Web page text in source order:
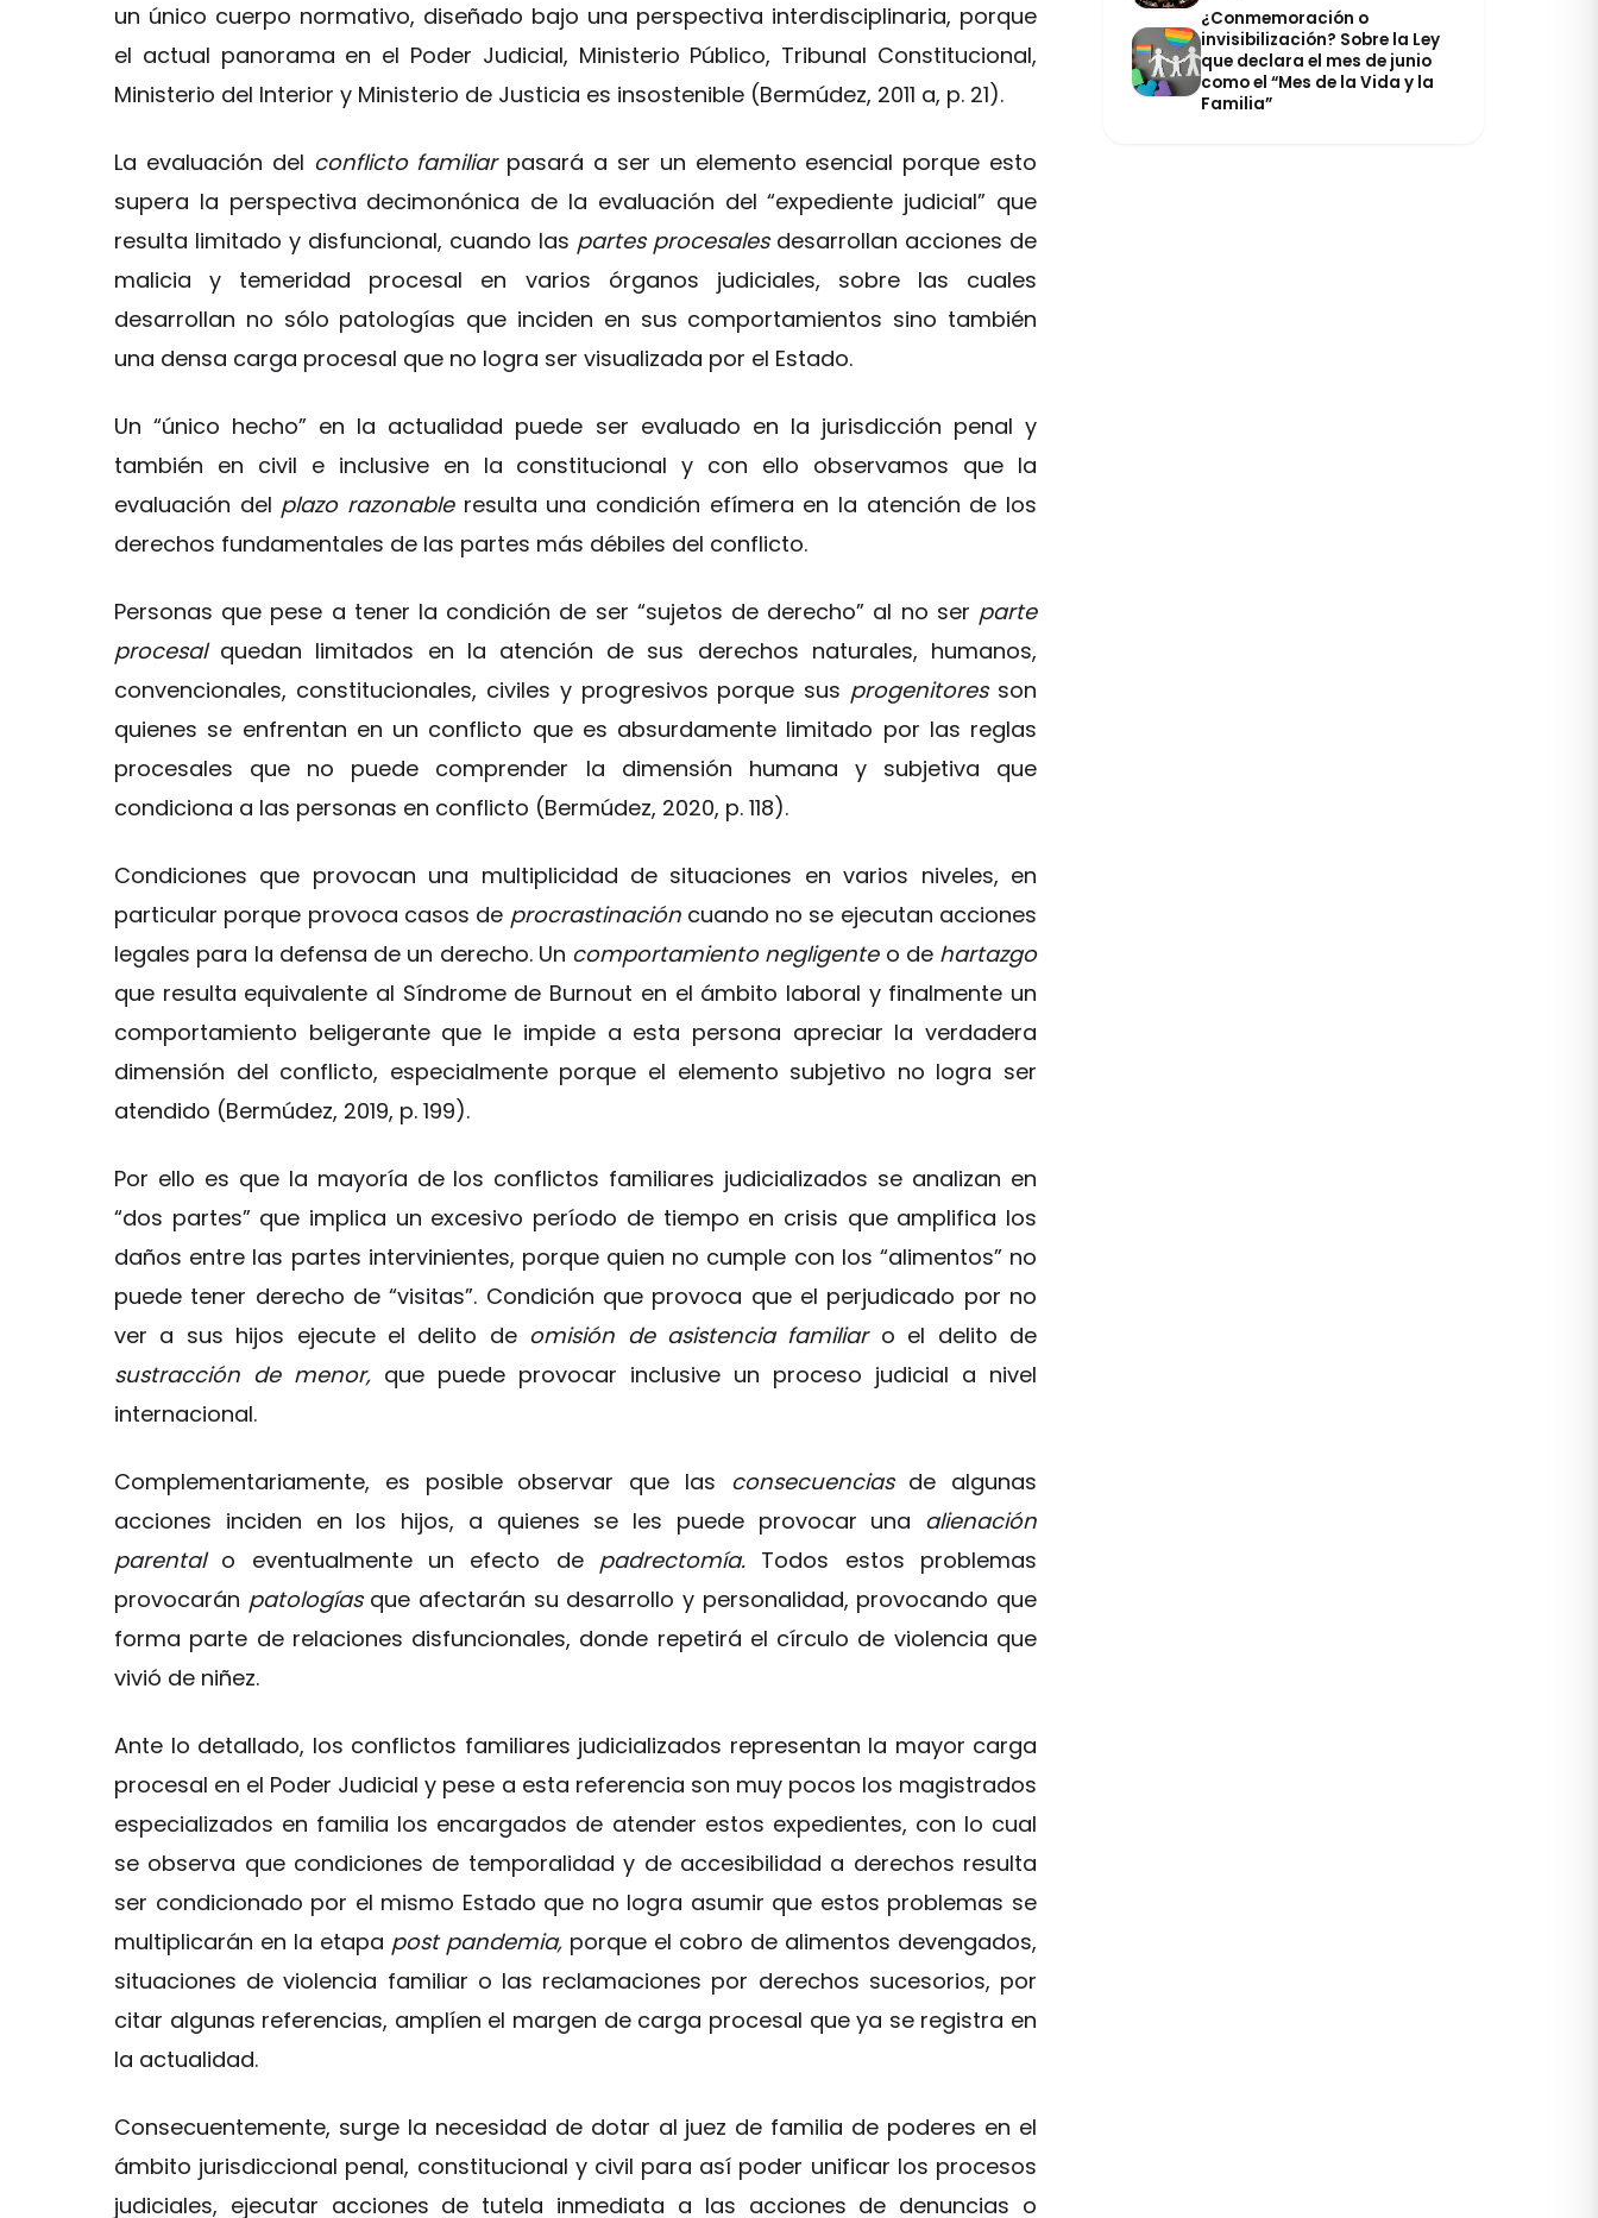
un único cuerpo normativo, diseñado bajo una perspectiva interdisciplinaria, porque
el actual panorama en el Poder Judicial, Ministerio Público, Tribunal Constitucional,
Ministerio del Interior y Ministerio de Justicia es insostenible (Bermúdez, 2011 a, p. 21).
La evaluación del conflicto familiar pasará a ser un elemento esencial porque esto
supera la perspectiva decimonónica de la evaluación del “expediente judicial” que
resulta limitado y disfuncional, cuando las partes procesales desarrollan acciones de
malicia y temeridad procesal en varios órganos judiciales, sobre las cuales
desarrollan no sólo patologías que inciden en sus comportamientos sino también
una densa carga procesal que no logra ser visualizada por el Estado.
Un “único hecho” en la actualidad puede ser evaluado en la jurisdicción penal y
también en civil e inclusive en la constitucional y con ello observamos que la
evaluación del plazo razonable resulta una condición efímera en la atención de los
derechos fundamentales de las partes más débiles del conflicto.
Personas que pese a tener la condición de ser “sujetos de derecho” al no ser parte
procesal quedan limitados en la atención de sus derechos naturales, humanos,
convencionales, constitucionales, civiles y progresivos porque sus progenitores son
quienes se enfrentan en un conflicto que es absurdamente limitado por las reglas
procesales que no puede comprender la dimensión humana y subjetiva que
condiciona a las personas en conflicto (Bermúdez, 2020, p. 118).
Condiciones que provocan una multiplicidad de situaciones en varios niveles, en
particular porque provoca casos de procrastinación cuando no se ejecutan acciones
legales para la defensa de un derecho. Un comportamiento negligente o de hartazgo
que resulta equivalente al Síndrome de Burnout en el ámbito laboral y finalmente un
comportamiento beligerante que le impide a esta persona apreciar la verdadera
dimensión del conflicto, especialmente porque el elemento subjetivo no logra ser
atendido (Bermúdez, 2019, p. 199).
Por ello es que la mayoría de los conflictos familiares judicializados se analizan en
“dos partes” que implica un excesivo período de tiempo en crisis que amplifica los
daños entre las partes intervinientes, porque quien no cumple con los “alimentos” no
puede tener derecho de “visitas”. Condición que provoca que el perjudicado por no
ver a sus hijos ejecute el delito de omisión de asistencia familiar o el delito de
sustracción de menor, que puede provocar inclusive un proceso judicial a nivel
internacional.
Complementariamente, es posible observar que las consecuencias de algunas
acciones inciden en los hijos, a quienes se les puede provocar una alienación
parental o eventualmente un efecto de padrectomía. Todos estos problemas
provocarán patologías que afectarán su desarrollo y personalidad, provocando que
forma parte de relaciones disfuncionales, donde repetirá el círculo de violencia que
vivió de niñez.
Ante lo detallado, los conflictos familiares judicializados representan la mayor carga
procesal en el Poder Judicial y pese a esta referencia son muy pocos los magistrados
especializados en familia los encargados de atender estos expedientes, con lo cual
se observa que condiciones de temporalidad y de accesibilidad a derechos resulta
ser condicionado por el mismo Estado que no logra asumir que estos problemas se
multiplicarán en la etapa post pandemia, porque el cobro de alimentos devengados,
situaciones de violencia familiar o las reclamaciones por derechos sucesorios, por
citar algunas referencias, amplíen el margen de carga procesal que ya se registra en
la actualidad.
Consecuentemente, surge la necesidad de dotar al juez de familia de poderes en el
ámbito jurisdiccional penal, constitucional y civil para así poder unificar los procesos
judiciales, ejecutar acciones de tutela inmediata a las acciones de denuncias o
¿Conmemoración o
invisibilización? Sobre la Ley
que declara el mes de junio
como el “Mes de la Vida y la
Familia”